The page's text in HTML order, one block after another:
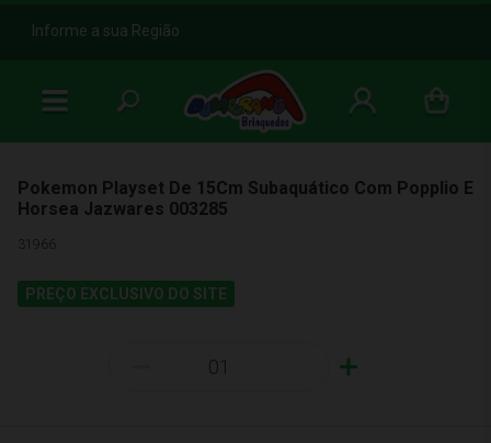
b
Informe a sua Região
Pokemon Playset De 15Cm Subaquático Com Popplio E
Horsea Jazwares 003285
31966
PREÇO EXCLUSIVO DO SITE
+